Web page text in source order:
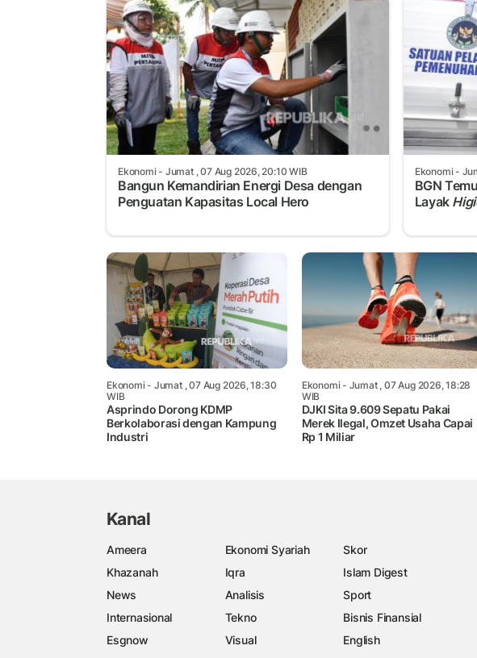
Ekonomi- Jumat , 07 Aug 2026, 20:10 WIB
Bangun Kemandirian Energi Desa dengan
Penguatan Kapasitas Local Hero
Ekonomi-
BGN
Layak
Ekonomi- Jumat , 07 Aug 2026, 18:30
WIB
Asprindo Dorong KDMP
Berkolaborasi dengan Kampung
Industri
Ekonomi- Jumat , 07 Aug 2026, 18:28
WIB
DJKI Sita 9.609 Sepatu Pakai
Merek Ilegal, Omzet Usaha Capai
Rp 1 Miliar
Kanal
Ameera Ekonomi Syariah
Skor
Khazanah
Iqra
Islam Digest
News
Analisis
Sport
Internasional
Tekno
Bisnis Finansial
Esgnow
Visual
English